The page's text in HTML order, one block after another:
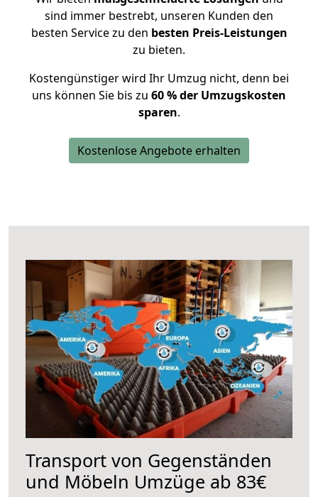
sind immer bestrebt, unseren Kunden den
besten Service zu den besten Preis-Leistungen
zu bieten.
Kostengünstiger wird Ihr Umzug nicht, denn bei
uns können Sie bis zu 60 % der Umzugskosten
sparen.
Kostenlose Angebote erhalten
Transport von Gegenständen
und Möbeln Umzüge ab 83€